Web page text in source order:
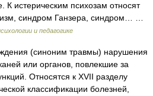
К истерическим психозам относят
синдром Ганзера, синдром… …
и педагогике
(синоним травмы) нарушения
или органов, повлекшие за
Относятся к XVII разделу
классификации болезней,